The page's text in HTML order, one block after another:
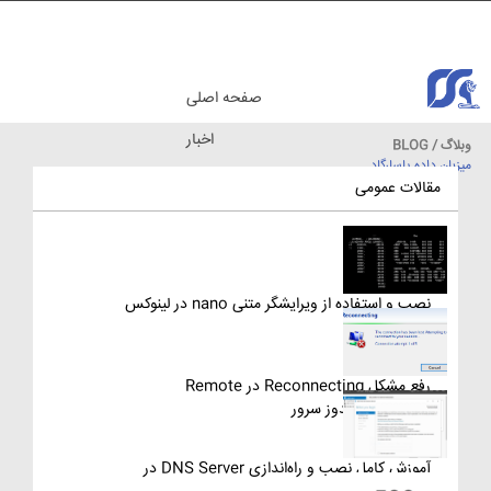
وبلاگ / BLOG
میزبان داده پاسارگاد
صفحه اصلی
اخبار
مقالات عمومی
نصب و استفاده از ویرایشگر متنی nano در لینوکس
رفع مشکل Reconnecting در Remote
Desktop ویندوز سرور
آموزش کامل نصب و راه‌اندازی DNS Server در